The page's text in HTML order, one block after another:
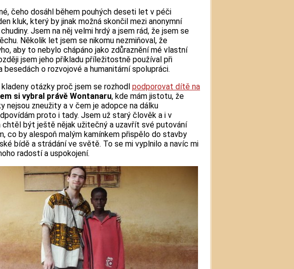
čeho dosáhl během pouhých deseti let v péči
kluk, který by jinak možná skončil mezi anonymní
Jsem na něj velmi hrdý a jsem rád, že jsem se
Několik let jsem se nikomu nezmiňoval, že
aby to nebylo chápáno jako zdůraznění mé vlastní
jsem jeho příkladu příležitostně používal při
besedách o rozvojové a humanitární spolupráci.
otázky proč jsem se rozhodl podporovat dítě na
si vybral právě Wontanaru, kde mám jistotu, že
nejsou zneužity a v čem je adopce na dálku
proto i tady. Jsem už starý člověk a i v
chtěl být ještě nějak užitečný a uzavřít své putování
co by alespoň malým kamínkem přispělo do stavby
bídě a strádání ve světě. To se mi vyplnilo a navíc mi
radostí a uspokojení.